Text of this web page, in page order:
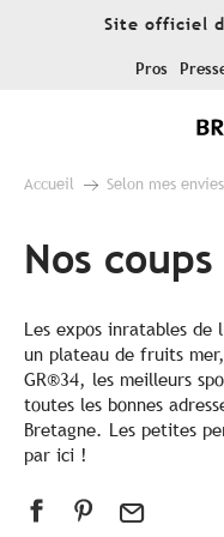
Site officiel
Pros
Accueil Selon mes envies
Nos
Les expos inratables de
un plateau de fruits
GR®34, les meilleurs
toutes les bonnes
Bretagne. Les petites
par ici !